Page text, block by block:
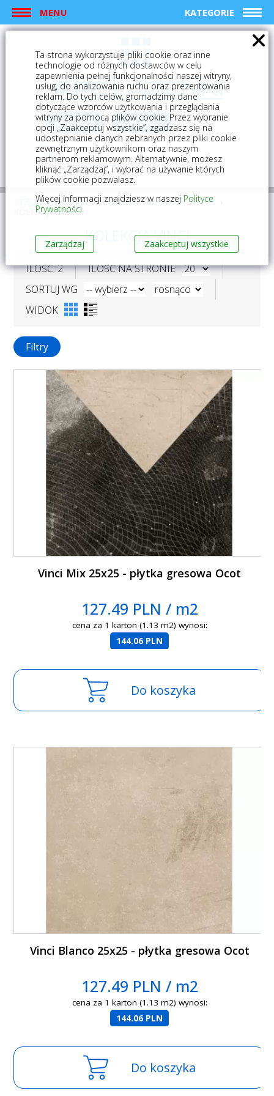
MENU KATEGORIE
logowanie rejestracja
Mój koszyk (0)
STRONA GŁÓWNA PŁYTKI
PŁYTKI GRESOWE
KOLEKCJA VINCI
KOLEKCJA VINCI
ILOŚĆ: 2
ILOŚĆ NA STRONIE
SORTUJ WG
WIDOK
Filtry
Vinci Mix 25x25 - płytka gresowa Ocot
127.49 PLN / m2
cena za 1 karton (1.13 m2) wynosi:
144.06 PLN
Do koszyka
Vinci Blanco 25x25 - płytka gresowa Ocot
127.49 PLN / m2
cena za 1 karton (1.13 m2) wynosi:
144.06 PLN
Do koszyka
Ta strona wykorzystuje pliki cookie oraz inne
technologie od różnych dostawców w celu
zapewnienia pełnej funkcjonalności naszej witryny,
usług, do analizowania ruchu oraz prezentowania
reklam. Do tych celów, gromadzimy dane
dotyczące wzorców użytkowania i przeglądania
witryny za pomocą plików cookie. Przez wybranie
opcji „Zaakceptuj wszystkie”, zgadzasz się na
udostępnianie danych zebranych przez pliki cookie
zewnętrznym użytkownikom oraz naszym
partnerom reklamowym. Alternatywnie, możesz
kliknąć „Zarządzaj”, i wybrać na używanie których
plików cookie pozwalasz.
Więcej informacji znajdziesz w naszej Polityce
Prywatności.
Zarządzaj Zaakceptuj wszystkie